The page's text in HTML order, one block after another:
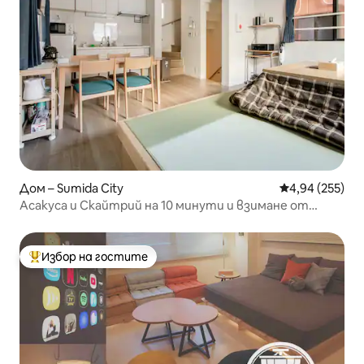
Дом – Sumida City Средна
4,94 (255)
Асакуса и Скайтрий на 10 минути и взимане от
Най-популярен избор на гостите
Избор на гостите